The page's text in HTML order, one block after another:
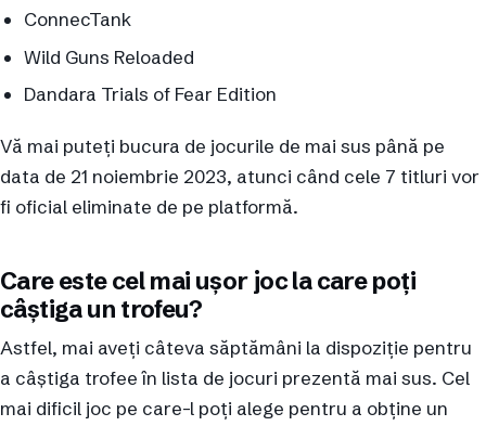
ConnecTank
Wild Guns Reloaded
Dandara Trials of Fear Edition
Vă mai puteți bucura de jocurile de mai sus până pe
data de 21 noiembrie 2023, atunci când cele 7 titluri vor
fi oficial eliminate de pe platformă.
Care este cel mai ușor joc la care poți
câștiga un trofeu?
Astfel, mai aveți câteva săptămâni la dispoziție pentru
a câștiga trofee în lista de jocuri prezentă mai sus. Cel
mai dificil joc pe care-l poți alege pentru a obține un